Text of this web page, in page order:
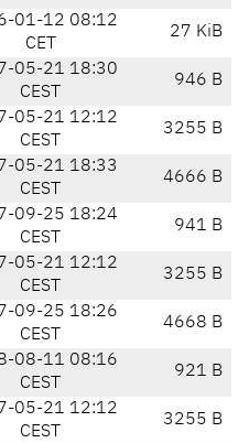
01-12 08:12
CET
27 KiB
05-21 18:30
CEST
946 B
05-21 12:12
CEST
3255 B
05-21 18:33
CEST
4666 B
09-25 18:24
CEST
941 B
05-21 12:12
CEST
3255 B
09-25 18:26
CEST
4668 B
08-11 08:16
CEST
921 B
05-21 12:12
CEST
3255 B